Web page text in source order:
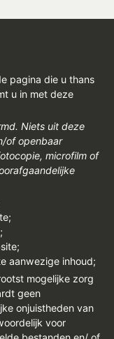
pagina die u thans
u in met deze
Niets uit deze
of openbaar
microfilm of
aanwezige inhoud;
mogelijke zorg
geen
onjuistheden van
voor